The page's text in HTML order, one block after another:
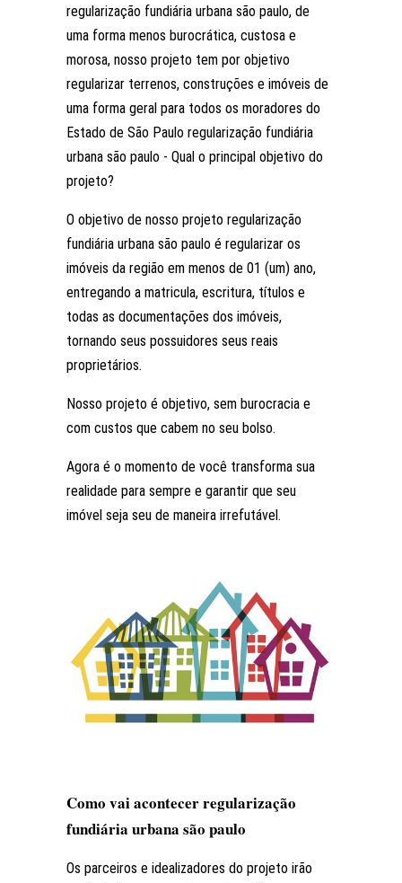
regularização fundiária urbana são paulo, de
uma forma menos burocrática, custosa e
morosa, nosso projeto tem por objetivo
regularizar terrenos, construções e imóveis de
uma forma geral para todos os moradores do
Estado de São Paulo regularização fundiária
urbana são paulo - Qual o principal objetivo do
projeto?
O objetivo de nosso projeto regularização
fundiária urbana são paulo é regularizar os
imóveis da região em menos de 01 (um) ano,
entregando a matricula, escritura, títulos e
todas as documentações dos imóveis,
tornando seus possuidores seus reais
proprietários.
Nosso projeto é objetivo, sem burocracia e
com custos que cabem no seu bolso.
Agora é o momento de você transforma sua
realidade para sempre e garantir que seu
imóvel seja seu de maneira irrefutável.
Como vai acontecer regularização
fundiária urbana são paulo
Os parceiros e idealizadores do projeto irão